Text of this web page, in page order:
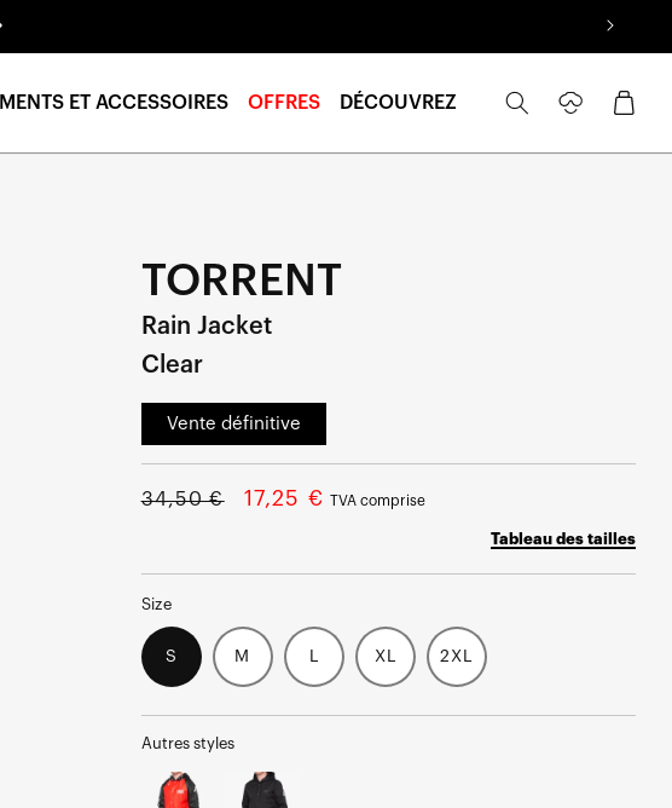
ET ACCESSOIRES OFFRES DÉCOUVREZ
connecter
Panier
TORRENT
Rain Jacket
Clear
Vente définitive
Prix
34,50 €
Prix
17,25 € TVA comprise
Tableau des tailles
Size
S M L XL 2XL
Autres styles